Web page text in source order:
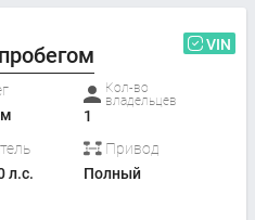
VIN
Кол-во
владельцев
1
л.с.
Привод
Полный